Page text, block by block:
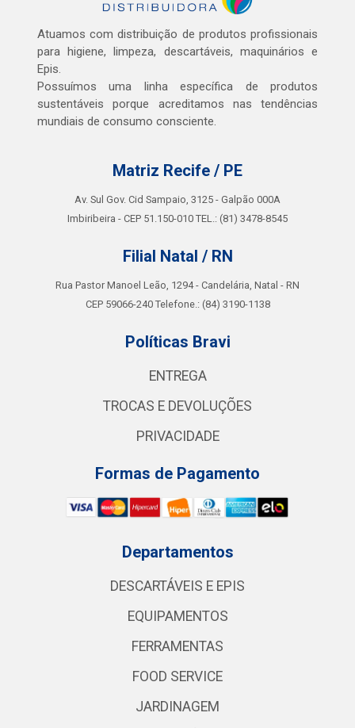
Atuamos com distribuição de produtos profissionais
para higiene, limpeza, descartáveis, maquinários e
Epis.
Possuímos uma linha específica de produtos
sustentáveis porque acreditamos nas tendências
mundiais de consumo consciente.
Matriz Recife / PE
Av. Sul Gov. Cid Sampaio, 3125 - Galpão 000A
Imbiribeira - CEP 51.150-010 TEL.: (81) 3478-8545
Filial Natal / RN
Rua Pastor Manoel Leão, 1294 - Candelária, Natal - RN
CEP 59066-240 Telefone.: (84) 3190-1138
Políticas Bravi
ENTREGA
TROCAS E DEVOLUÇÕES
PRIVACIDADE
Formas de Pagamento
Departamentos
DESCARTÁVEIS E EPIS
EQUIPAMENTOS
FERRAMENTAS
FOOD SERVICE
JARDINAGEM